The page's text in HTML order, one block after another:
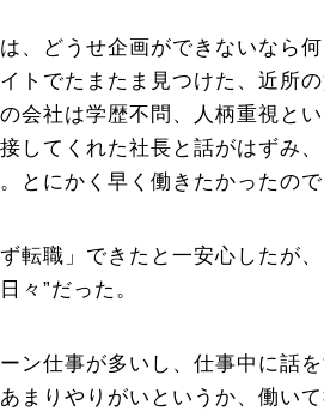
は、どうせ企画ができないなら
トでたまたま見つけた、近所
会社は学歴不問、人柄重視と
してくれた社長と話がはずみ
とにかく早く働きたかったの
ず転職」できたと一安心したが
々”だった。
ーン仕事が多いし、仕事中に話
まりやりがいというか、働い